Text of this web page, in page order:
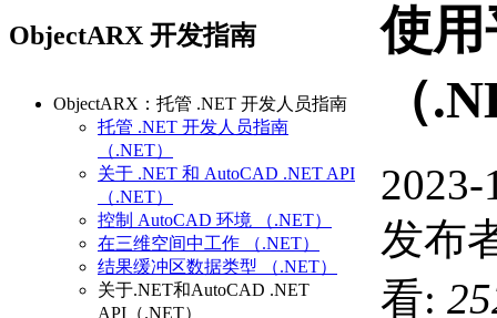
ObjectARX 开发指南
ObjectARX：托管 .NET 开发人员指南
托管 .NET 开发人员指南
（.NET）
关于 .NET 和 AutoCAD .NET API
（.NET）
控制 AutoCAD 环境 （.NET）
在三维空间中工作 （.NET）
结果缓冲区数据类型 （.NET）
关于.NET和AutoCAD .NET
API（.NET）
使
（
2023-
发布
看: